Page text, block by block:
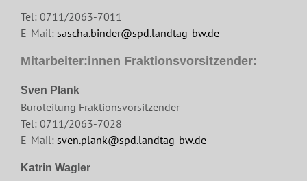
Tel: 0711/2063-7011
E-Mail: sascha.binder@spd.landtag-bw.de
Mitarbeiter:innen Fraktionsvorsitzender:
Sven Plank
Büroleitung Fraktionsvorsitzender
Tel: 0711/2063-7028
E-Mail: sven.plank@spd.landtag-bw.de
Katrin Wagler